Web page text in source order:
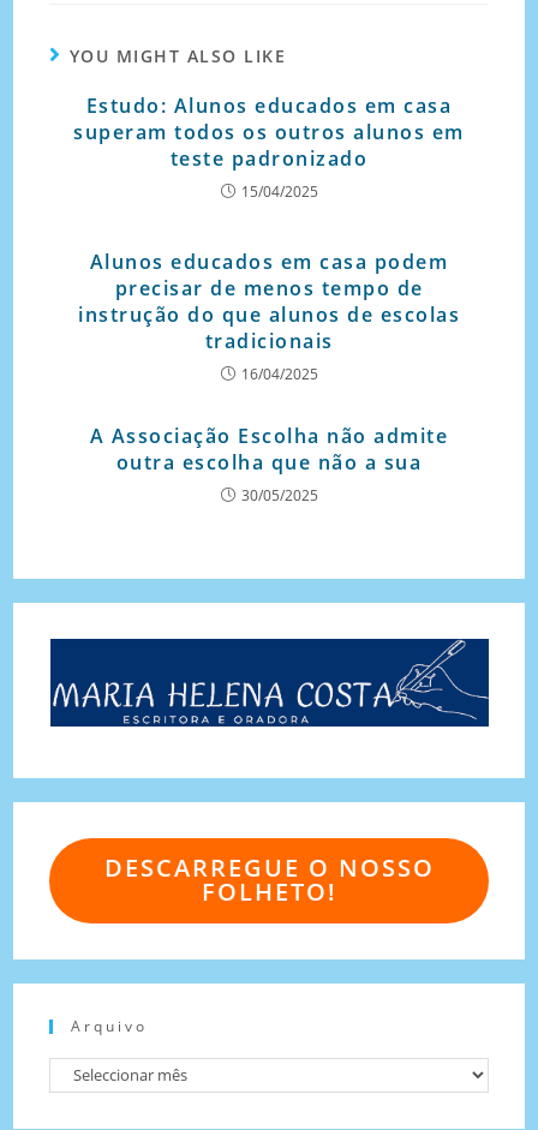
YOU MIGHT ALSO LIKE
Estudo: Alunos educados em casa
superam todos os outros alunos em
teste padronizado
15/04/2025
Alunos educados em casa podem
precisar de menos tempo de
instrução do que alunos de escolas
tradicionais
16/04/2025
A Associação Escolha não admite
outra escolha que não a sua
30/05/2025
DESCARREGUE O NOSSO
FOLHETO!
Arquivo